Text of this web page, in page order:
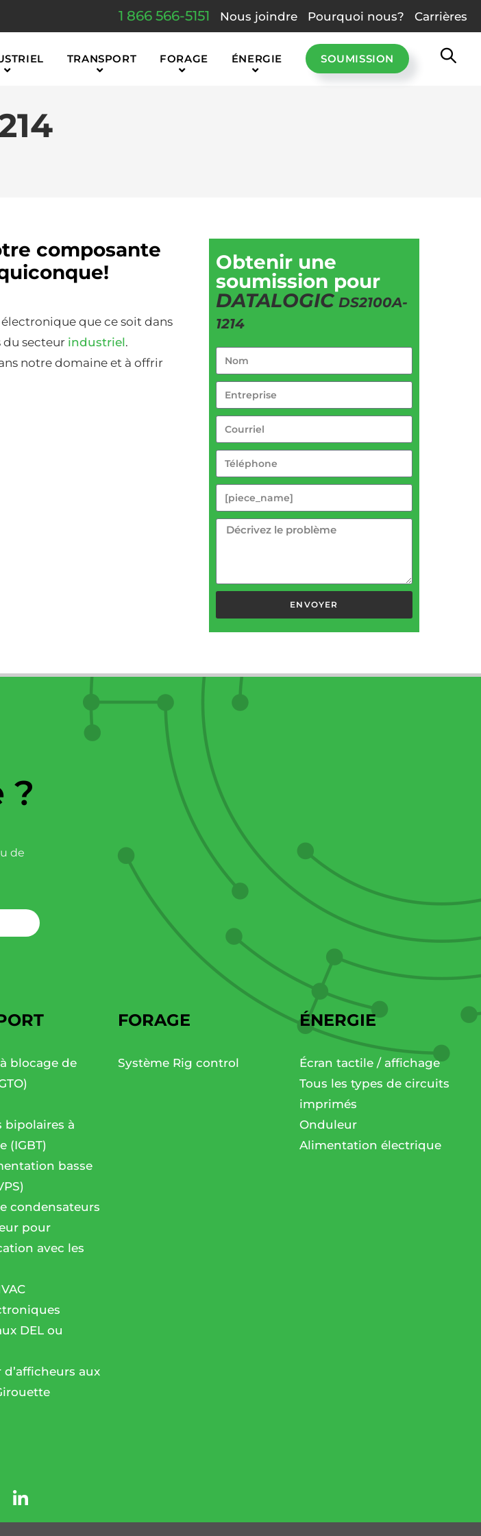
1 866 566-5151 Nous joindre Pourquoi nous? Carrières
TRANSPORT FORAGE ÉNERGIE SOUMISSION
composante
que ce soit dans
du secteur industriel.
notre domaine et à offrir
Obtenir une
soumission pour
DATALOGICDS2100A-
1214
ENVOYER
?
de
blocage de
bipolaires à
(IGBT)
basse
condensateurs
pour
avec les
DEL ou
aux
FORAGE
Système Rig control
ÉNERGIE
Écran tactile / affichage
Tous les types de circuits
imprimés
Onduleur
Alimentation électrique